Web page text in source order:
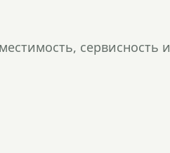
сервисность и